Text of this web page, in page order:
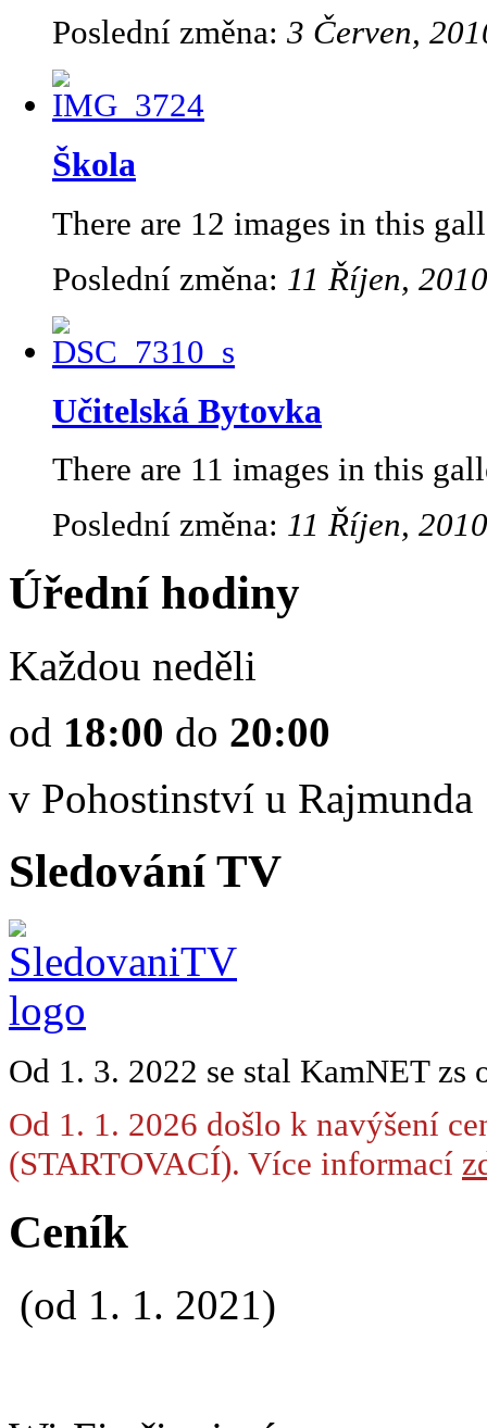
Poslední změna: 3 Červen,
Škola
There are 12 images in this
Poslední změna: 11 Říjen,
Učitelská Bytovka
There are 11 images in this
Poslední změna: 11 Říjen,
Úřední hodiny
Každou neděli
od 18:00 do 20:00
v Pohostinství u Rajmunda
Sledování TV
Od 1. 3. 2022 se stal KamNET
Od 1. 1. 2026 došlo k navýšení
(STARTOVACÍ). Více informací
Ceník
(od 1. 1. 2021)